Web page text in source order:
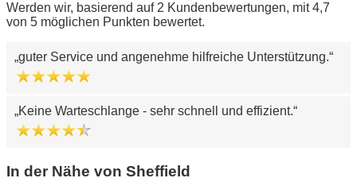
Werden wir, basierend auf 2 Kundenbewertungen, mit 4,7
von 5 möglichen Punkten bewertet.
guter Service und angenehme hilfreiche Unterstützung.
Keine Warteschlange - sehr schnell und effizient.
In der Nähe von Sheffield